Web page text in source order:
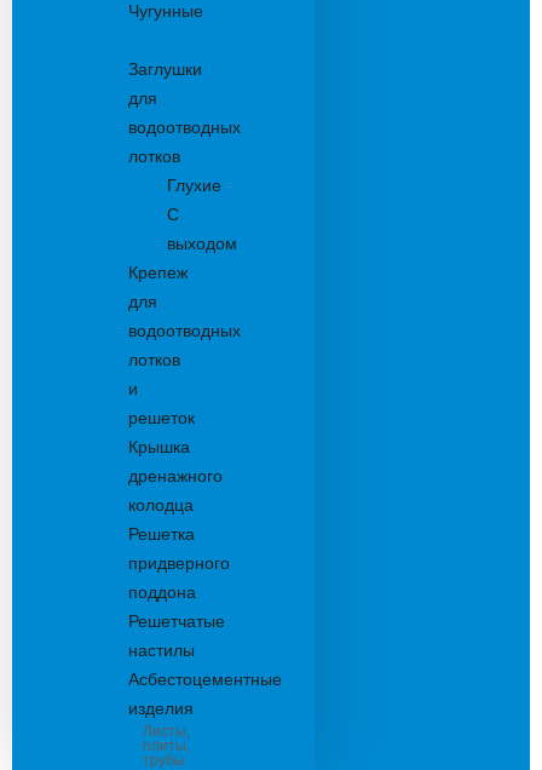
Чугунные
Заглушки
для
водоотводных
лотков
Глухие
С
выходом
Крепеж
для
водоотводных
лотков
и
решеток
Крышка
дренажного
колодца
Решетка
придверного
поддона
Решетчатые
настилы
Асбестоцементные
изделия
Листы,
плиты,
трубы